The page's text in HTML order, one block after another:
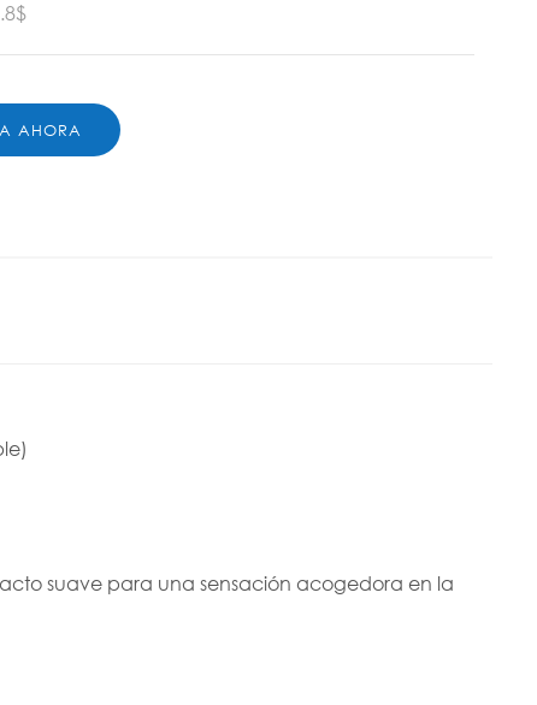
AHORA
suave para una sensación acogedora en la